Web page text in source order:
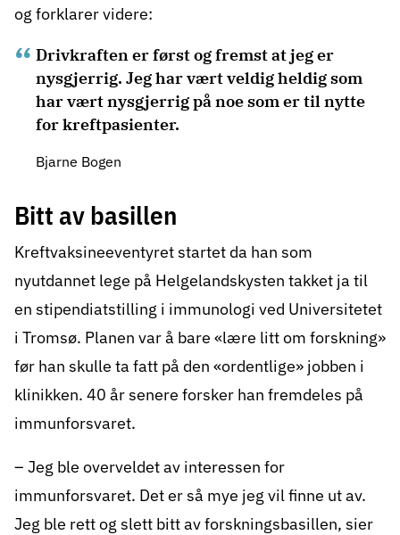
og forklarer videre:
Drivkraften er først og fremst at jeg er
nysgjerrig. Jeg har vært veldig heldig som
har vært nysgjerrig på noe som er til nytte
for kreftpasienter.
Bjarne Bogen
Bitt av basillen
Kreftvaksineeventyret startet da han som
nyutdannet lege på Helgelandskysten takket ja til
en stipendiatstilling i immunologi ved Universitetet
i Tromsø. Planen var å bare «lære litt om forskning»
før han skulle ta fatt på den «ordentlige» jobben i
klinikken. 40 år senere forsker han fremdeles på
immunforsvaret.
– Jeg ble overveldet av interessen for
immunforsvaret. Det er så mye jeg vil finne ut av.
Jeg ble rett og slett bitt av forskningsbasillen, sier